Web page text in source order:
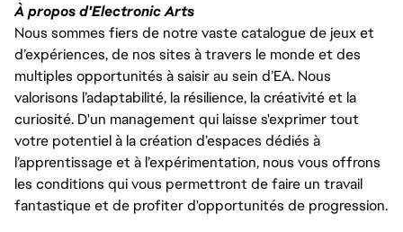
À propos d'Electronic Arts
Nous sommes fiers de notre vaste catalogue de jeux et
d’expériences, de nos sites à travers le monde et des
multiples opportunités à saisir au sein d’EA. Nous
valorisons l’adaptabilité, la résilience, la créativité et la
curiosité. D'un management qui laisse s'exprimer tout
votre potentiel à la création d’espaces dédiés à
l’apprentissage et à l’expérimentation, nous vous offrons
les conditions qui vous permettront de faire un travail
fantastique et de profiter d'opportunités de progression.